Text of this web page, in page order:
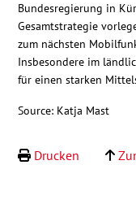
Reden
Debattenbeiträge
Kontakt
Bundesregierung in
Gesamtstrategie
zum nächsten
Insbesondere im
für einen starken
Source: Katja Mast
Drucken